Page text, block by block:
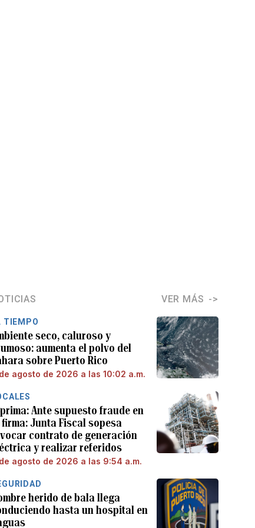
VER MÁS
TIEMPO
seco, caluroso y
aumenta el polvo del
sobre Puerto Rico
agosto de 2026 a las 10:02 a.m.
Ante supuesto fraude en
Junta Fiscal sopesa
contrato de generación
y realizar referidos
agosto de 2026 a las 9:54 a.m.
herido de bala llega
hasta un hospital en